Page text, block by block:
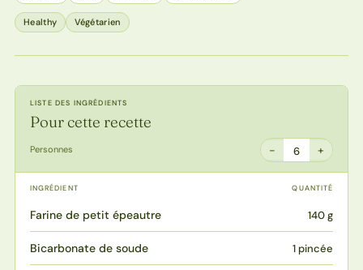
Healthy Végétarien
LISTE DES INGRÉDIENTS
Pour cette recette
Personnes − 6 +
INGRÉDIENT QUANTITÉ
Farine de petit épeautre 140 g
Bicarbonate de soude 1 pincée